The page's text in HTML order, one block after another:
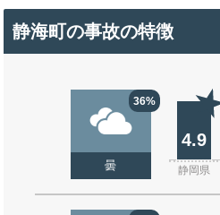
静海町の事故の特徴
36%
曇
4.9
静岡県